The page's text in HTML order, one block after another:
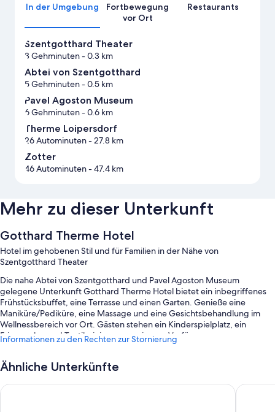
In der Umgebung
Fortbewegung
vor Ort
Restaurants
Szentgotthard Theater
3 Gehminuten- 0.3 km
Abtei von Szentgotthard
5 Gehminuten- 0.5 km
Pavel Agoston Museum
6 Gehminuten- 0.6 km
Therme Loipersdorf
26 Autominuten- 27.8 km
Zotter
46 Autominuten- 47.4 km
Mehr zu dieser Unterkunft
Gotthard Therme Hotel
Hotel im gehobenen Stil und für Familien in der Nähe von
Szentgotthard Theater
Die nahe Abtei von Szentgotthard und Pavel Agoston Museum
gelegene Unterkunft Gotthard Therme Hotel bietet ein inbegriffenes
Frühstücksbuffet, eine Terrasse und einen Garten. Genieße eine
Maniküre/Pediküre, eine Massage und eine Gesichtsbehandlung im
Wellnessbereich vor Ort. Gästen stehen ein Kinderspielplatz, ein
Friseursalon und Textilreinigungsservice zur Verfügung.
Extras:
1 Innenpool und 1 Außenpool, mit Wasserrutsche
Informationen zu den Rechten zur Stornierung
Ähnliche Unterkünfte
Hotel Karos Spa Aqua